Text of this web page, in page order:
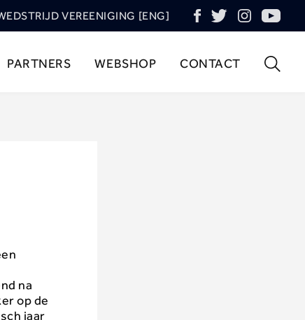
VEREENIGING [ENG]
PARTNERS WEBSHOP CONTACT
na
op de
jaar